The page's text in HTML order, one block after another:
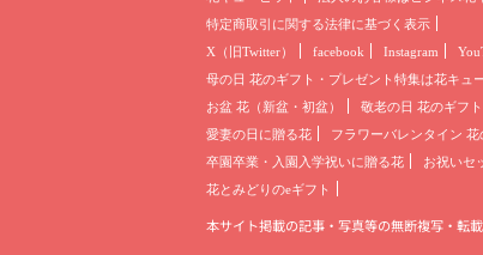
特定商取引に関する法律に基づく表示
X（旧Twitter）
facebook Instagram
母の日 花のギフト・プレゼント 特集は花キュ
お盆 花（新盆・初盆）
敬老の日 花のギフ
愛妻の日に贈る花
フラワーバレンタイン
卒園卒業・入園入学祝いに贈る花
お祝いセ
花とみどりのeギフト
本サイト掲載の記事・写真等の無断複写・転載